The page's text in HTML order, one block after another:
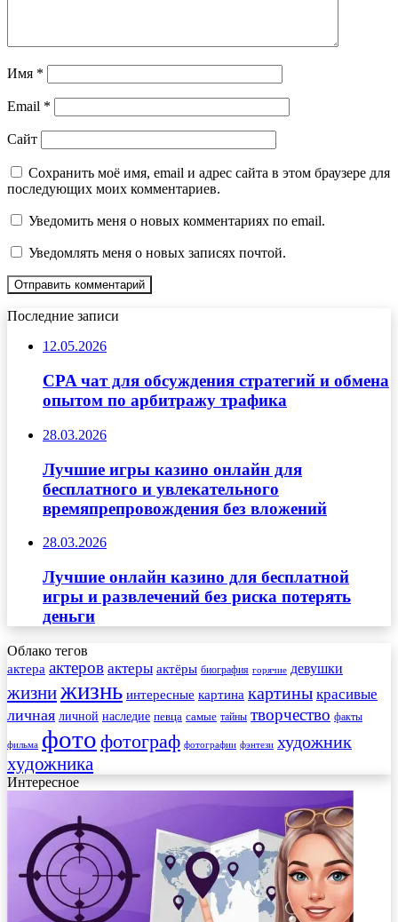
Имя *
Email *
Сайт
Сохранить моё имя, email и адрес сайта в этом браузере для
последующих моих комментариев.
Уведомить меня о новых комментариях по email.
Уведомлять меня о новых записях почтой.
Последние записи
12.05.2026
CPA чат для обсуждения стратегий и обмена
опытом по арбитражу трафика
28.03.2026
Лучшие игры казино онлайн для
бесплатного и увлекательного
времяпрепровождения без вложений
28.03.2026
Лучшие онлайн казино для бесплатной
игры и развлечений без риска потерять
деньги
Облако тегов
актера актеров актеры актёры биография горячие девушки
жизнижизнь интересные картина картины красивые
личная личной наследие певца самые тайны творчество факты
фильма фото фотограф фотографии фэнтези художник
художника
Интересное